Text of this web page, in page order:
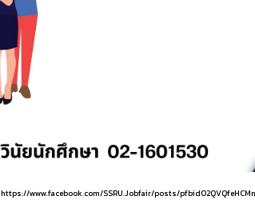
https://www.facebook.com/SSRU.Jobfair/posts/